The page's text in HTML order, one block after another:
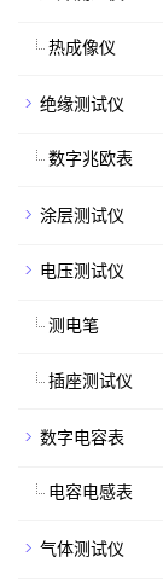
热成像仪
绝缘测试仪
数字兆欧表
涂层测试仪
电压测试仪
测电笔
插座测试仪
数字电容表
电容电感表
气体测试仪